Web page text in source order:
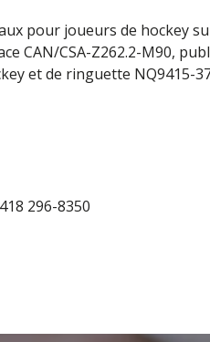
pour joueurs de hockey
CSA-Z262.2-M90,
et de ringuette NQ9415-
296-8350